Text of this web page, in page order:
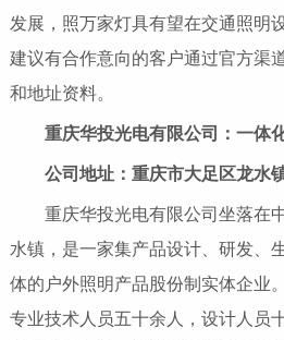
发展，照万家灯具有望在交通照明
建议有合作意向的客户通过官方渠
和地址资料。
重庆华投光电有限公司：一体
公司地址：重庆市大足区龙水
重庆华投光电有限公司坐落
水镇，是一家集产品设计、研发、
体的户外照明产品股份制实体企业
专业技术人员五十余人，设计人员